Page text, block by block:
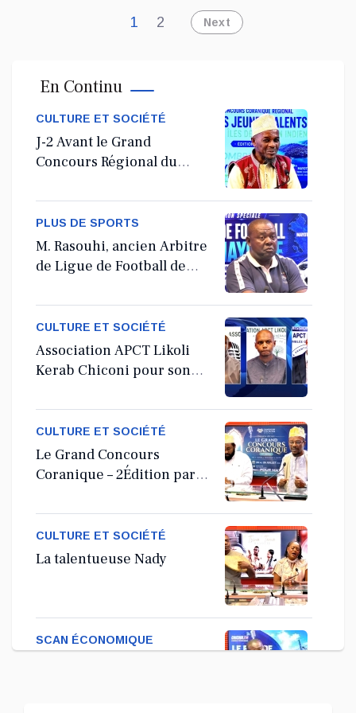
1 2 Next
En Continu
CULTURE ET SOCIÉTÉ
J-2 Avant le Grand
Concours Régional du
PLUS DE SPORTS
M. Rasouhi, ancien Arbitre
de Ligue de Football de
CULTURE ET SOCIÉTÉ
Association APCT Likoli
Kerab Chiconi pour son
Ordinaire
CULTURE ET SOCIÉTÉ
Le Grand Concours
Coranique – 2Édition par
Cour'an
CULTURE ET SOCIÉTÉ
La talentueuse Nady
SCAN ÉCONOMIQUE